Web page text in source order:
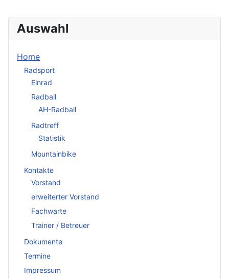
Auswahl
Home
Radsport
Einrad
Radball
AH-Radball
Radtreff
Statistik
Mountainbike
Kontakte
Vorstand
erweiterter Vorstand
Fachwarte
Trainer / Betreuer
Dokumente
Termine
Impressum